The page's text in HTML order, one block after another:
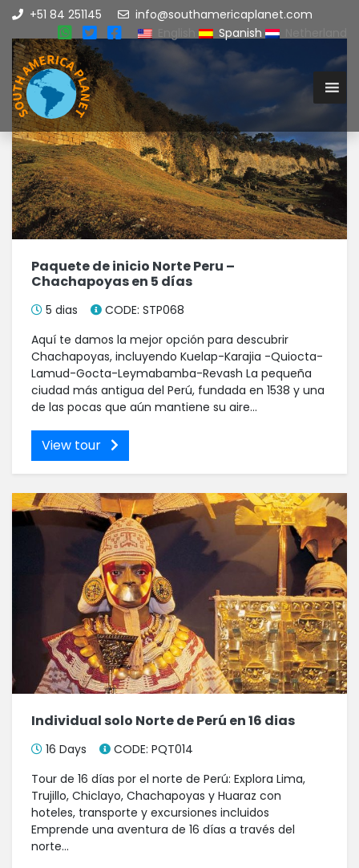
+51 84 251145
info@southamericaplanet.com
Spanish
Paquete de inicio Norte Peru –
Chachapoyas en 5 días
5 dias
CODE: STP068
Aquí te damos la mejor opción para descubrir
Chachapoyas, incluyendo Kuelap-Karajia -Quiocta-
Lamud-Gocta-Leymabamba-Revash La pequeña
ciudad más antigua del Perú, fundada en 1538 y una
de las pocas que aún mantiene su aire...
View tour
Individual solo Norte de Perú en 16 dias
16 Days
CODE: PQT014
Tour de 16 días por el norte de Perú: Explora Lima,
Trujillo, Chiclayo, Chachapoyas y Huaraz con
hoteles, transporte y excursiones incluidos
Emprende una aventura de 16 días a través del
norte...